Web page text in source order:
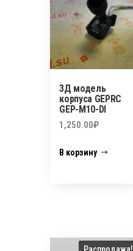
3Д модель
корпуса GEPRC
GEP-M10-DI
1,250.00₽
В корзину